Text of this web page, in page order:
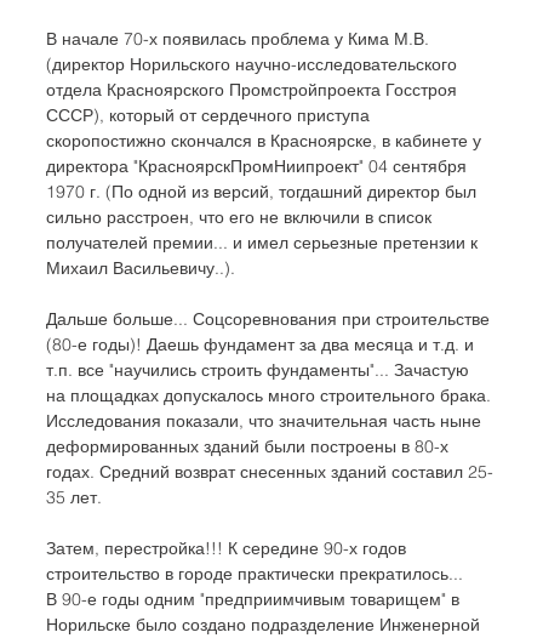
В начале 70-х появилась проблема у Кима М.В.
(директор Норильского научно-исследовательского
отдела Красноярского Промстройпроекта Госстроя
СССР), который от сердечного приступа
скоропостижно скончался в Красноярске, в кабинете у
директора "КрасноярскПромНиипроект" 04 сентября
1970 г. (По одной из версий, тогдашний директор был
сильно расстроен, что его не включили в список
получателей премии... и имел серьезные претензии к
Михаил Васильевичу..).
Дальше больше... Соцсоревнования при строительстве
(80-е годы)! Даешь фундамент за два месяца и т.д. и
т.п. все "научились строить фундаменты"... Зачастую
на площадках допускалось много строительного брака.
Исследования показали, что значительная часть ныне
деформированных зданий были построены в 80-х
годах. Средний возврат снесенных зданий составил 25-
35 лет.
Затем, перестройка!!! К середине 90-х годов
строительство в городе практически прекратилось...
В 90-е годы одним "предприимчивым товарищем" в
Норильске было создано подразделение Инженерной